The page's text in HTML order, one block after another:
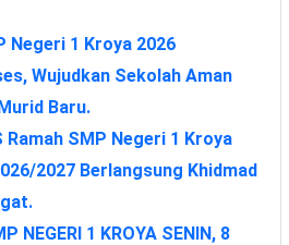
Negeri 1 Kroya 2026
Wujudkan Sekolah Aman
Baru.
Ramah SMP Negeri 1 Kroya
2027 Berlangsung Khidmad
NEGERI 1 KROYA SENIN, 8